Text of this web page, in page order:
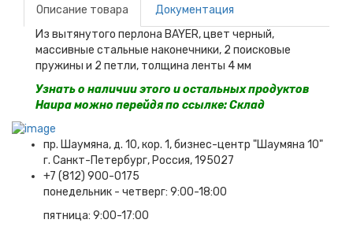
Описание товара
Документация
Из вытянутого перлона BAYER, цвет черный,
массивные стальные наконечники, 2 поисковые
пружины и 2 петли, толщина ленты 4 мм
Узнать о наличии этого и остальных продуктов
Haupa можно перейдя по ссылке:Склад
пр. Шаумяна, д. 10, кор. 1, бизнес-центр "Шаумяна 10"
г. Санкт-Петербург, Россия, 195027
+7 (812) 900-0175
понедельник - четверг: 9:00-18:00
пятница: 9:00-17:00